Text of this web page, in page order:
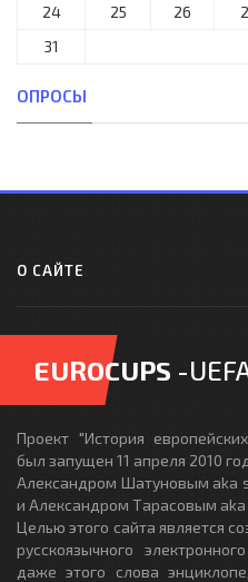
24
25 26
31
ОПРОСЫ
О САЙТЕ
EUROCUPS -
Проект "История
был запущен 11 апреля 2010
Александром Шатуновым aka
и Александром Тарасовым aka
Целью этого сайта является
русскоязычного
даже этого слова